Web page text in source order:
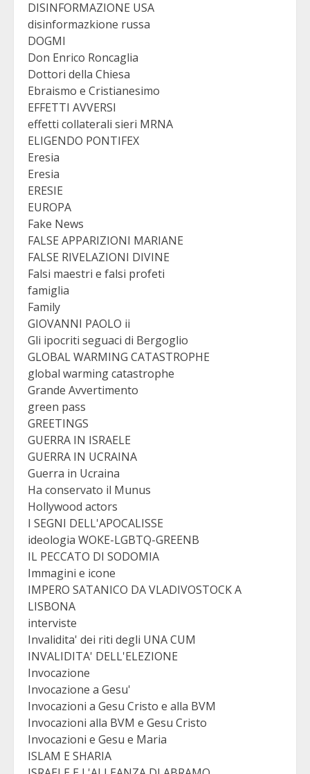
DISINFORMAZIONE USA
disinformazkione russa
DOGMI
Don Enrico Roncaglia
Dottori della Chiesa
Ebraismo e Cristianesimo
EFFETTI AVVERSI
effetti collaterali sieri MRNA
ELIGENDO PONTIFEX
Eresia
Eresia
ERESIE
EUROPA
Fake News
FALSE APPARIZIONI MARIANE
FALSE RIVELAZIONI DIVINE
Falsi maestri e falsi profeti
famiglia
Family
GIOVANNI PAOLO ii
Gli ipocriti seguaci di Bergoglio
GLOBAL WARMING CATASTROPHE
global warming catastrophe
Grande Avvertimento
green pass
GREETINGS
GUERRA IN ISRAELE
GUERRA IN UCRAINA
Guerra in Ucraina
Ha conservato il Munus
Hollywood actors
I SEGNI DELL'APOCALISSE
ideologia WOKE-LGBTQ-GREENB
IL PECCATO DI SODOMIA
Immagini e icone
IMPERO SATANICO DA VLADIVOSTOCK A
LISBONA
interviste
Invalidita' dei riti degli UNA CUM
INVALIDITA' DELL'ELEZIONE
Invocazione
Invocazione a Gesu'
Invocazioni a Gesu Cristo e alla BVM
Invocazioni alla BVM e Gesu Cristo
Invocazioni e Gesu e Maria
ISLAM E SHARIA